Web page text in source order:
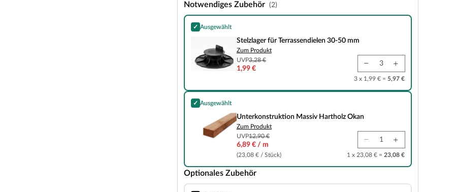
Notwendiges Zubehör (2)
✓ Ausgewählt
Stelzlager für Terrassendielen 30-50 mm
Stelzlager für Terrassendielen 30-50 mm
Zum Produkt
UVP3,28 €
1,99 €
3 x 1,99 € = 5,97 €
✓ Ausgewählt
Unterkonstruktion Massiv Hartholz Okan
Unterkonstruktion Massiv Hartholz Okan
Zum Produkt
UVP12,90 €
6,89 € / m
(23,08 € / Stück) 1 x 23,08 € = 23,08 €
Optionales Zubehör